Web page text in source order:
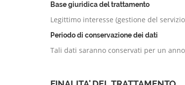
Base giuridica del trattamento
Legittimo interesse (gestione del
Periodo di conservazione dei dati
Tali dati saranno conservati per un